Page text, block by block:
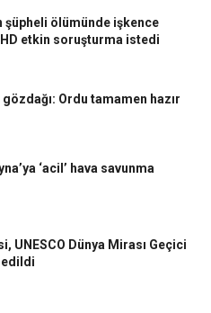
şüpheli ölümünde işkence
etkin soruşturma istedi
gözdağı: Ordu tamamen hazır
‘acil’ hava savunma
UNESCO Dünya Mirası Geçici
edildi